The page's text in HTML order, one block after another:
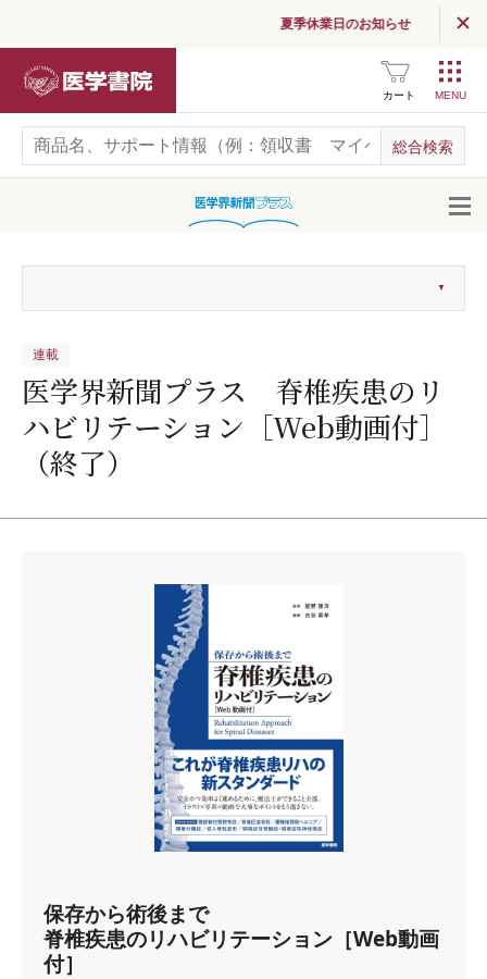
夏季休業日のお知らせ
カート
連載
医学界新聞プラス 脊椎疾患のリ
ハビリテーション［Web動画付］
（終了）
保存から術後まで
脊椎疾患のリハビリテーション［Web動画
付］